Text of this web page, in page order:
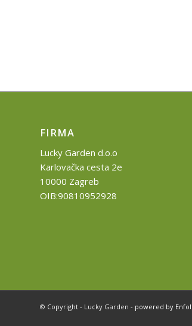
FIRMA
Lucky Garden d.o.o
Karlovačka cesta 2e
10000 Zagreb
OIB:90810952928
© Copyright - Lucky Garden - powered by